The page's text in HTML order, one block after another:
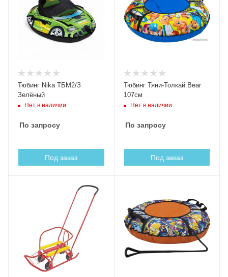
Тюбинг Nika ТБМ2/З
Зелёный
Нет в наличии
По запросу
Под заказ
Тюбинг Тяни-Толкай Bear
107см
Нет в наличии
По запросу
Под заказ